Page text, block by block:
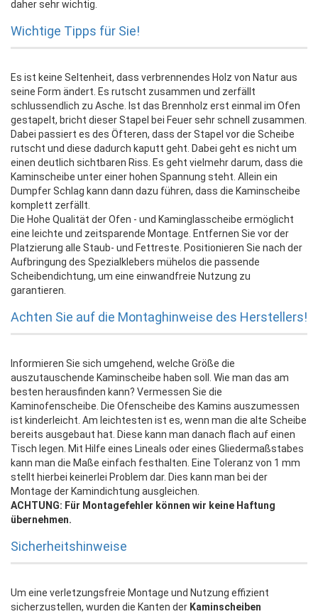
daher sehr wichtig.
Wichtige Tipps für Sie!
Es ist keine Seltenheit, dass verbrennendes Holz von Natur aus
seine Form ändert. Es rutscht zusammen und zerfällt
schlussendlich zu Asche. Ist das Brennholz erst einmal im Ofen
gestapelt, bricht dieser Stapel bei Feuer sehr schnell zusammen.
Dabei passiert es des Öfteren, dass der Stapel vor die Scheibe
rutscht und diese dadurch kaputt geht. Dabei geht es nicht um
einen deutlich sichtbaren Riss. Es geht vielmehr darum, dass die
Kaminscheibe unter einer hohen Spannung steht. Allein ein
Dumpfer Schlag kann dann dazu führen, dass die Kaminscheibe
komplett zerfällt.
Die Hohe Qualität der Ofen - und Kaminglasscheibe ermöglicht
eine leichte und zeitsparende Montage. Entfernen Sie vor der
Platzierung alle Staub- und Fettreste. Positionieren Sie nach der
Aufbringung des Spezialklebers mühelos die passende
Scheibendichtung, um eine einwandfreie Nutzung zu
garantieren.
Achten Sie auf die Montaghinweise des Herstellers!
Informieren Sie sich umgehend, welche Größe die
auszutauschende Kaminscheibe haben soll. Wie man das am
besten herausfinden kann? Vermessen Sie die
Kaminofenscheibe. Die Ofenscheibe des Kamins auszumessen
ist kinderleicht. Am leichtesten ist es, wenn man die alte Scheibe
bereits ausgebaut hat. Diese kann man danach flach auf einen
Tisch legen. Mit Hilfe eines Lineals oder eines Gliedermaßstabes
kann man die Maße einfach festhalten. Eine Toleranz von 1 mm
stellt hierbei keinerlei Problem dar. Dies kann man bei der
Montage der Kamindichtung ausgleichen.
ACHTUNG: Für Montagefehler können wir keine Haftung
übernehmen.
Sicherheitshinweise
Um eine verletzungsfreie Montage und Nutzung effizient
sicherzustellen, wurden die Kanten der Kaminscheiben